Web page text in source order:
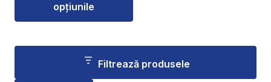
până
opțiunile
produs
Filtrează produsele